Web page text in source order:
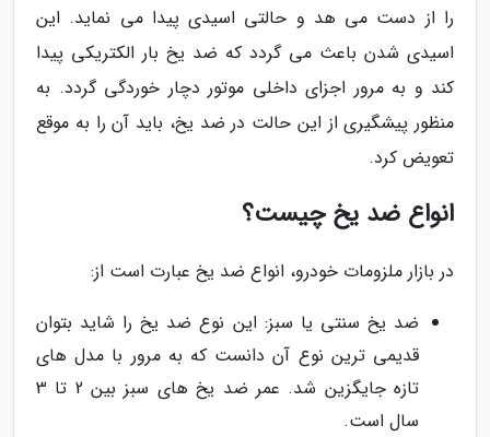
را از دست می هد و حالتی اسیدی پیدا می نماید. این
اسیدی شدن باعث می گردد که ضد یخ بار الکتریکی پیدا
کند و به مرور اجزای داخلی موتور دچار خوردگی گردد. به
منظور پیشگیری از این حالت در ضد یخ، باید آن را به موقع
تعویض کرد.
انواع ضد یخ چیست؟
در بازار ملزومات خودرو، انواع ضد یخ عبارت است از:
ضد یخ سنتی یا سبز: این نوع ضد یخ را شاید بتوان
قدیمی ترین نوع آن دانست که به مرور با مدل های
تازه جایگزین شد. عمر ضد یخ های سبز بین 2 تا 3
سال است.